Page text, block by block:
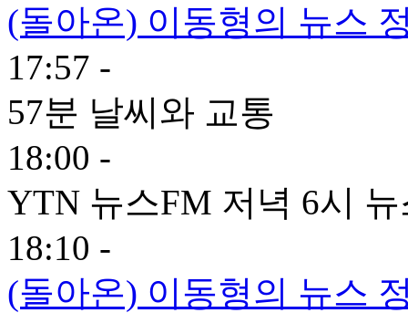
(돌아온) 이동형의 뉴스
17:57 -
57분 날씨와 교통
18:00 -
YTN 뉴스FM 저녁 6시 뉴
18:10 -
(돌아온) 이동형의 뉴스